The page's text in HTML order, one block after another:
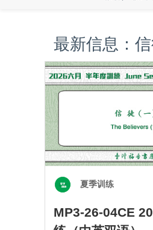
最新信息：信
夏季训练
MP3-26-04CE